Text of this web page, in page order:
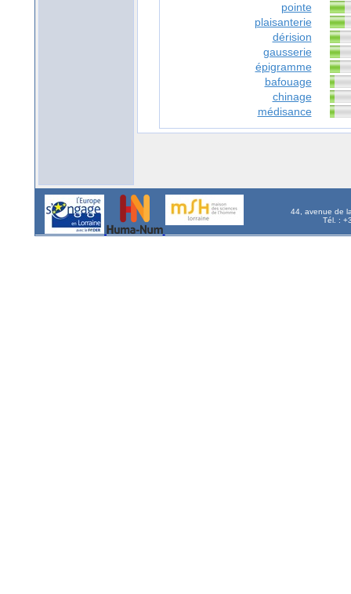
pointe
plaisanterie
dérision
gausserie
épigramme
bafouage
chinage
médisance
44, avenue de
Tél. :